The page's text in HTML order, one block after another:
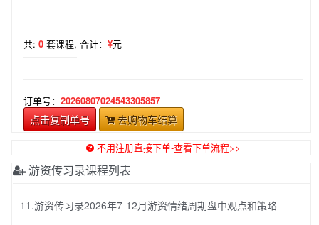
共: 0 套课程, 合计： ¥元
订单号： 20260807024543305857
点击复制单号 去购物车结算
不用注册直接下单-查看下单流程>>
游资传习录课程列表
11.游资传习录2026年7-12月游资情绪周期盘中观点和策略